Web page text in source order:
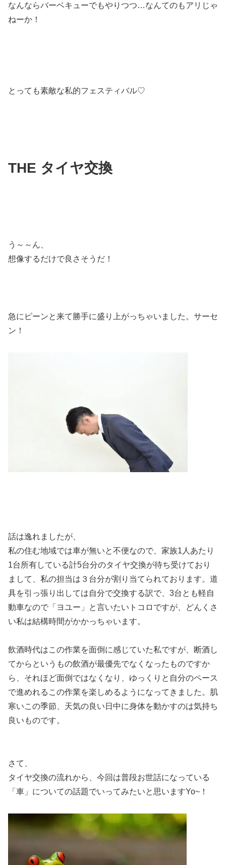
なんならバーベキューでもやりつつ…なんてのもアリじゃ
ねーか！
とっても素敵な私的フェスティバル♡
THE タイヤ交換
う～～ん、
想像するだけで良さそうだ！
急にピーンと来て勝手に盛り上がっちゃいました。サーセ
ン！
話は逸れましたが、
私の住む地域では車が無いと不便なので、家族1人あたり
1台所有している計5台分のタイヤ交換が待ち受けており
まして、私の担当は３台分が割り当てられております。道
具を引っ張り出しては自分で交換する訳で、3台とも軽自
動車なので「ヨユー」と言いたいトコロですが、どんくさ
い私は結構時間がかかっちゃいます。
飲酒時代はこの作業を面倒に感じていた私ですが、断酒し
てからというもの飲酒が最優先でなくなったものですか
ら、それほど面倒ではなくなり、ゆっくりと自分のペース
で進めれるこの作業を楽しめるようになってきました。肌
寒いこの季節、天気の良い日中に身体を動かすのは気持ち
良いものです。
さて、
タイヤ交換の流れから、今回は普段お世話になっている
「車」についての話題でいってみたいと思いますYo~！